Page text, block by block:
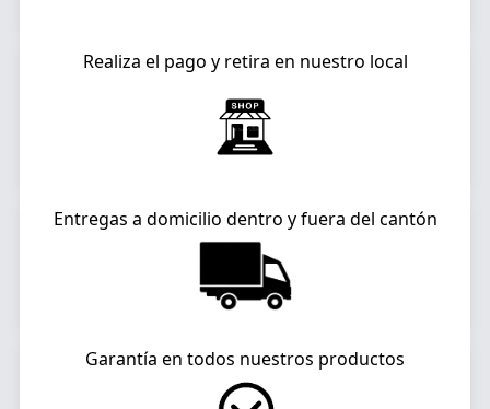
Realiza el pago y retira en nuestro local
Entregas a domicilio dentro y fuera del cantón
Garantía en todos nuestros productos